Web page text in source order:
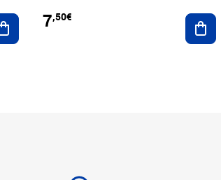
Ajouter au panier
7,50€